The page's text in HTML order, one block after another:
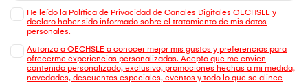
He leído la Política de Privacidad de Canales Digitales OECHSLE y
declaro haber sido informado sobre el tratamiento de mis datos
personales.
Autorizo a OECHSLE a conocer mejor mis gustos y preferencias para
ofrecerme experiencias personalizadas. Acepto que me envien
contenido personalizado, exclusivo, promociones hechas a mi medida,
novedades, descuentos especiales, eventos y todo lo que se alinee